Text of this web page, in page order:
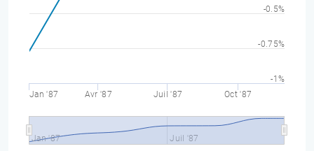
Jan '87 Avr '87 Juil '87 Oct '87
Jan '87 Juil '87
-1%
-0.75%
-0.5%